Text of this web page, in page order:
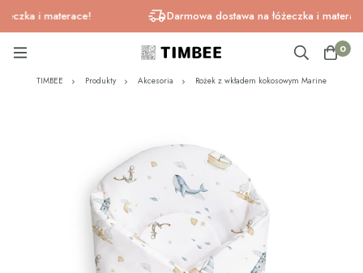
i materace! Darmowa dostawa na łóżeczka i materace!
0
TIMBEE Produkty Akcesoria Rożek z wkładem kokosowym Marine